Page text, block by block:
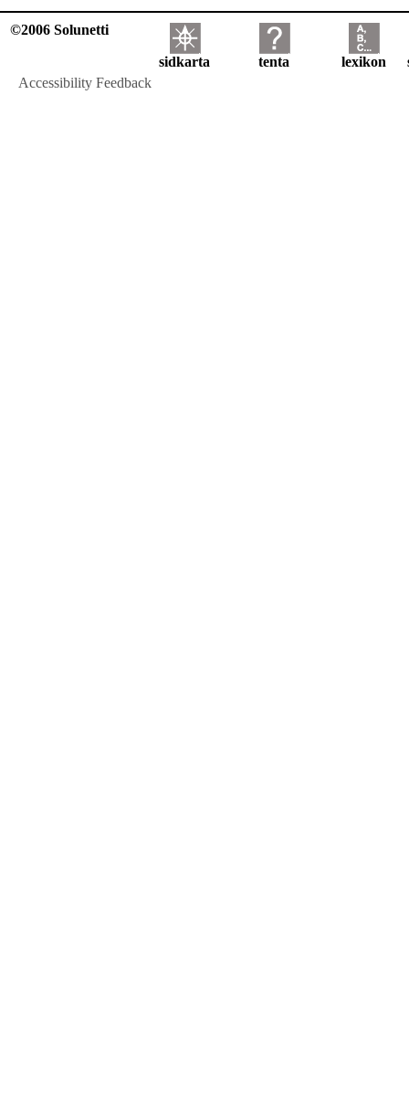
©2006 Solunetti
sidkarta tenta lexikon
Accessibility Feedback